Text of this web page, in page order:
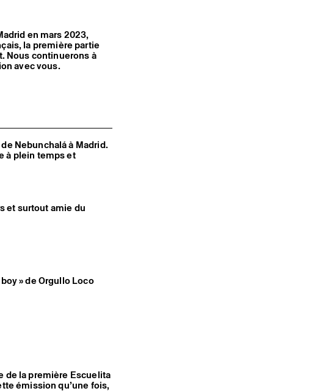
en mars 2023,
la première partie
Nous continuerons à
avec vous.
Nebunchalá à Madrid.
à plein temps et
et surtout amie du
» de Orgullo Loco
de la première Escuelita
émission qu’une fois,